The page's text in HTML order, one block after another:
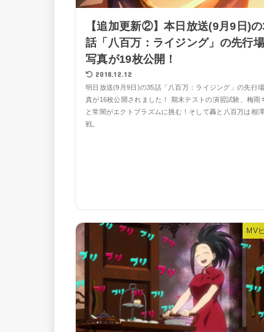
【追加更新②】本日放送(9月9日)
話「八百万：ライジング」の先行
写真が19枚公開！
2018.12.12
明日放送(9月9日)の35話「八百万：ライジング」の先行
真が16枚公開されました！ 期末テストの演習試験、梅雨
と常闇がエクトプラズムに挑む！そして轟と八百万は相
戦。
MV